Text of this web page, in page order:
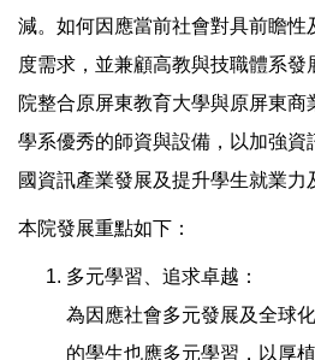
減。如何因應當前社會對具前瞻性
度需求，並兼顧高教與技職體系
院整合原屏東教育大學與原屏東商
學系優秀的師資與設備，以加強資
國資訊產業發展及提升學生就業力
本院發展重點如下：
多元學習、追求卓越：
為因應社會多元發展及全球
的學生也應多元學習，以厚